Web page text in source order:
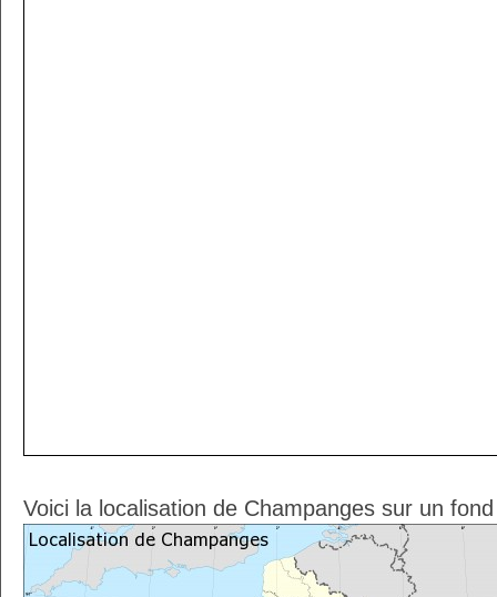
Voici la localisation de Champanges sur un